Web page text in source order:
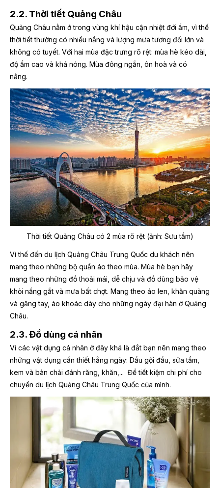
2.2. Thời tiết Quảng Châu
Quảng Châu nằm ở trong vùng khí hậu cận nhiệt đới ẩm, vì thế
thời tiết thường có nhiều nắng và lượng mưa tương đối lớn và
không có tuyết. Với hai mùa đặc trưng rõ rệt: mùa hè kéo dài,
độ ẩm cao và khá nóng. Mùa đông ngắn, ôn hoà và có
nắng.
Thời tiết Quảng Châu có 2 mùa rõ rệt (ảnh: Sưu tầm)
Vì thế đến du lịch Quảng Châu Trung Quốc du khách nên
mang theo những bộ quần áo theo mùa. Mùa hè bạn hãy
mang theo những đồ thoải mái, dễ chịu và đồ dùng bảo vệ
khỏi nắng gắt và mưa bất chợt. Mang theo áo len, khăn quàng
và găng tay, áo khoác dày cho những ngày đại hàn ở Quảng
Châu.
2.3. Đồ dùng cá nhân
Vì các vật dụng cá nhân ở đây khá là đắt bạn nên mang theo
những vật dụng cần thiết hằng ngày: Dầu gội đầu, sữa tắm,
kem và bàn chải đánh răng, khăn,... Để tiết kiệm chi phí cho
chuyến du lịch Quảng Châu Trung Quốc của mình.